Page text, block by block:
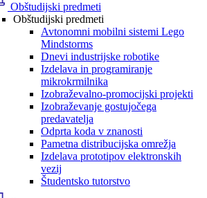
Obštudijski predmeti
Obštudijski predmeti
Avtonomni mobilni sistemi Lego
Mindstorms
Dnevi industrijske robotike
Izdelava in programiranje
mikrokrmilnika
Izobraževalno-promocijski projekti
Izobraževanje gostujočega
predavatelja
Odprta koda v znanosti
Pametna distribucijska omrežja
Izdelava prototipov elektronskih
vezij
Študentsko tutorstvo